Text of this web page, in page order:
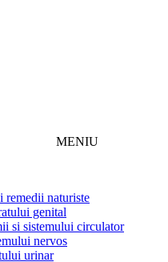
MENIU
remedii naturiste
genital
si sistemului circulator
nervos
urinar